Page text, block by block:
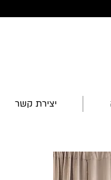
יצירת קשר